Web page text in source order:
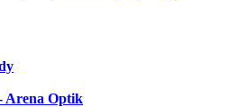
Arena Optik